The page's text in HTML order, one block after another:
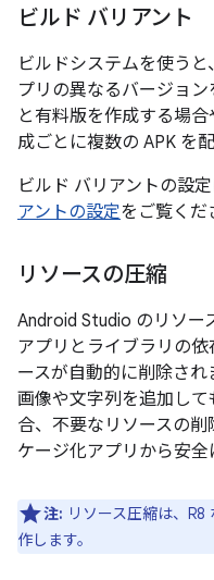
ビルド バリアント
ビルドシステムを使う
プリの異なるバージョ
と有料版を作成する場
成ごとに複数の APK を
ビルド バリアントの設
アントの設定をご覧くだ
リソースの圧縮
Android Studio のリソー
アプリとライブラリの
ースが自動的に削除さ
画像や文字列を追加し
合、不要なリソースの
ケージ化アプリから安全
注: リソース圧縮は、
作します。